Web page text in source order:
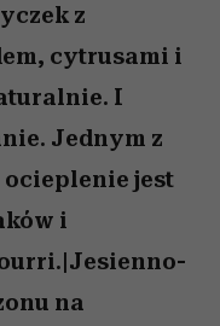
z
cytrusami i
I
Jednym z
jest
i
na